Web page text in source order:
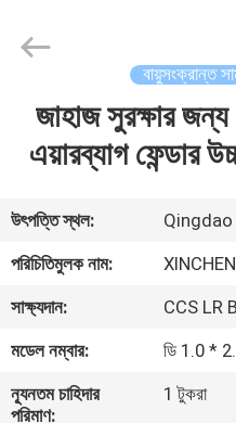
বাড়ি
VR
প্রদর্শন
আমাদের
সম্পর্কে
Products
Reserved.
বায়ুসংক্রান্ত
জাহাজ সুরক্ষার জন্য
এয়ারব্যাগ ফেন্ডার
উৎপত্তি স্থল:
Qingdao
পরিচিতিমুলক নাম:
সাক্ষ্যদান:
CCS LR
মডেল নম্বার:
ডি 1.0 *
ন্যূনতম চাহিদার
পরিমাণ:
1 টুকরা